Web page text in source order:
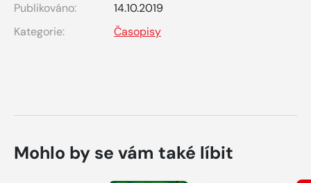
Publikováno:
14.10.2019
Kategorie:
Časopisy
Mohlo by se vám také líbit